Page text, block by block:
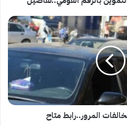
المرور..رابط متاح